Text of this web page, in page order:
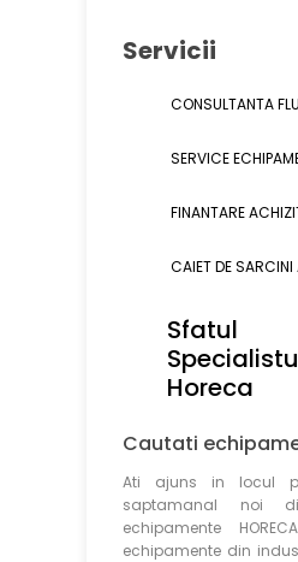
Servicii
CONSULTANTA
SERVICE
FINANTARE
CAIET DE SARCINI
Sfatul
Horeca
Cautati
Ati ajuns in locul
saptamanal noi
echipamente
echipamente din